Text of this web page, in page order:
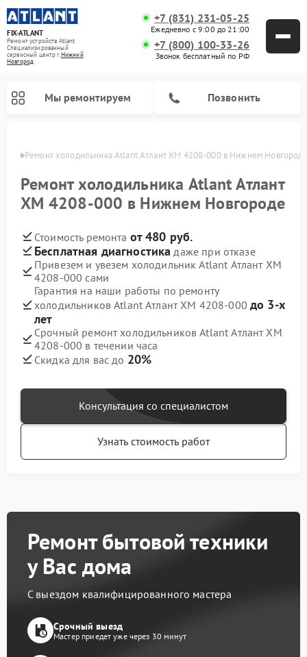
FIX-ATLANT
Ремонт устройств Atlant
Специализированный
cервисный центр г.Нижний
Новгород
+7 (831) 231-05-25
Ежедневно с 9:00 до 21:00
+7 (800) 100-33-26
Звонок бесплатный по РФ
Мы ремонтируем Позвонить
Ремонт холодильника Atlant Атлант ХМ 4208-000 в Нижнем
Ремонт холодильника Atlant Атлант
ХМ 4208-000 в Нижнем Новгороде
Стоимость ремонта от 480 руб.
Бесплатная диагностика даже при отказе
Привезем и увезем холодильник Atlant Атлант ХМ
4208-000 сами
Гарантия на наши работы по ремонту
холодильников Atlant Атлант ХМ 4208-000 до 3-х
лет
Срочный ремонт холодильников Atlant Атлант ХМ
4208-000 в течении часа
Скидка для вас до 20%
Консультация со специалистом
Узнать стоимость работ
Ремонт бытовой техники
у Вас дома
С выездом квалифицированного мастера
Срочный выезд
Мастер приедет уже через 30 минут